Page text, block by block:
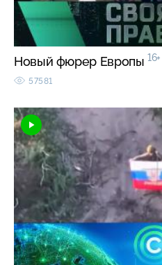
Новый фюрер Европы 16+
57581